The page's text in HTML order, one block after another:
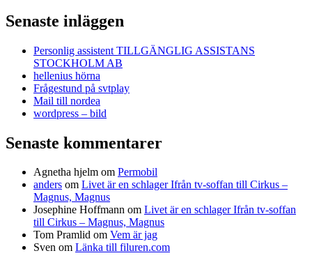
Senaste inläggen
Personlig assistent TILLGÄNGLIG ASSISTANS
STOCKHOLM AB
hellenius hörna
Frågestund på svtplay
Mail till nordea
wordpress – bild
Senaste kommentarer
Agnetha hjelm om Permobil
anders om Livet är en schlager Ifrån tv-soffan till Cirkus –
Magnus, Magnus
Josephine Hoffmann om Livet är en schlager Ifrån tv-soffan
till Cirkus – Magnus, Magnus
Tom Pramlid om Vem är jag
Sven om Länka till filuren.com